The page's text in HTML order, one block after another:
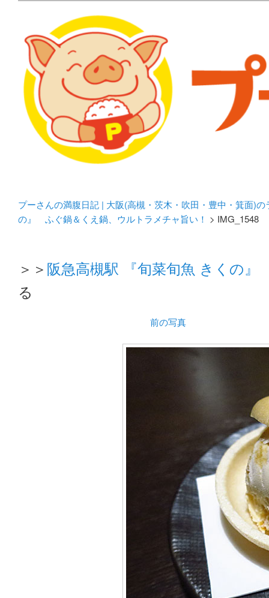
プーさんの満腹日記 |
豊中・箕面)のランチ＆
化してます。
プーさんの満腹日記 | 大阪(高槻・茨木・吹田・豊中・箕面)
の』 ふぐ鍋＆くえ鍋、ウルトラメチャ旨い！ > IMG_1548
＞＞ 阪急高槻駅 『旬菜旬魚 きくの
る
前の写真